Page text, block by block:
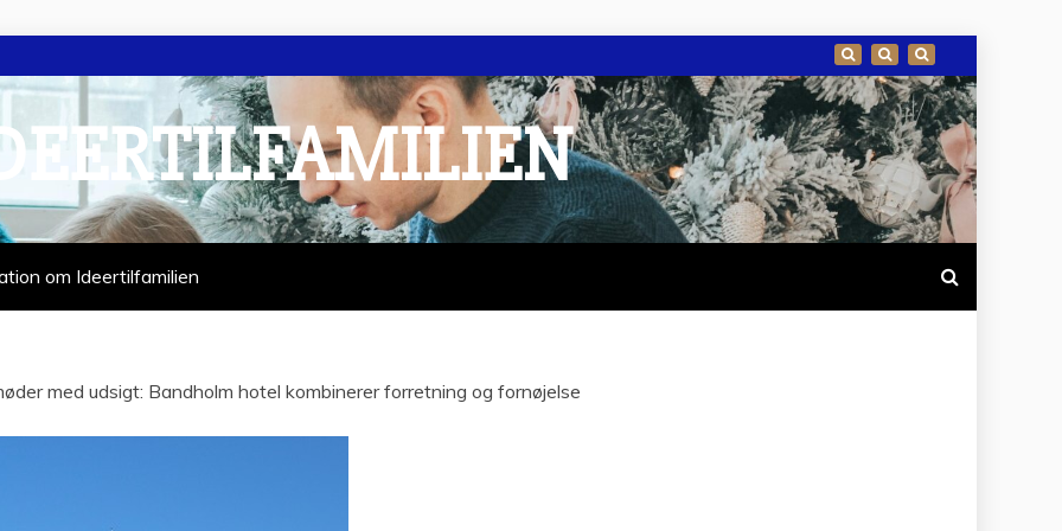
om Ideertilfamilien
med udsigt: Bandholm hotel kombinerer forretning og fornøjelse